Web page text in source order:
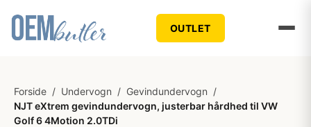
OUTLET
Forside / Undervogn / Gevindundervogn /
NJT eXtrem gevindundervogn, justerbar hårdhed til VW
Golf 6 4Motion 2.0TDi